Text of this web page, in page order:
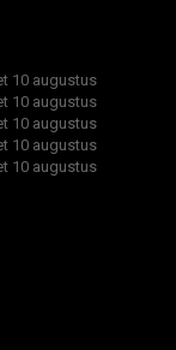
10 augustus
10 augustus
10 augustus
10 augustus
10 augustus